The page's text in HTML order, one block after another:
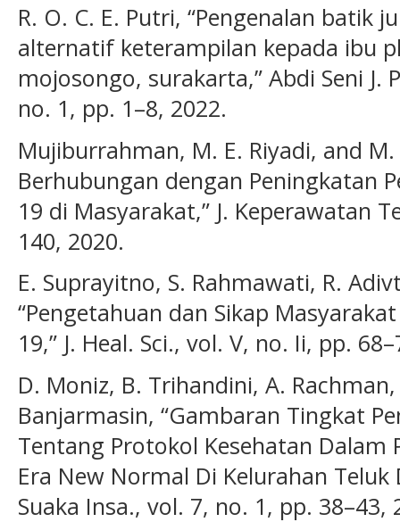
R. O. C. E. Putri, “Pengenalan batik
alternatif keterampilan kepada ibu
mojosongo, surakarta,” Abdi Seni J.
no. 1, pp. 1–8, 2022.
Mujiburrahman, M. E. Riyadi, and
Berhubungan dengan Peningkatan
19 di Masyarakat,” J. Keperawatan
140, 2020.
E. Suprayitno, S. Rahmawati, R.
“Pengetahuan dan Sikap
19,” J. Heal. Sci., vol. V, no. Ii, pp.
D. Moniz, B. Trihandini, A.
Banjarmasin, “Gambaran Tingkat
Tentang Protokol Kesehatan Dalam
Era New Normal Di Kelurahan Teluk
Suaka Insa., vol. 7, no. 1, pp. 38–43,